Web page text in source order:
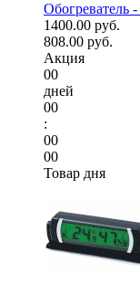
Обогреватель
1400.00 руб.
808.00 руб.
Акция
00
дней
00
:
00
00
Товар дня